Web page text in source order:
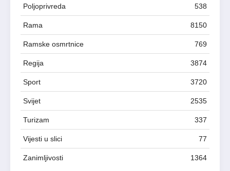
Poljoprivreda 538
Rama 8150
Ramske osmrtnice 769
Regija 3874
Sport 3720
Svijet 2535
Turizam 337
Vijesti u slici 77
Zanimljivosti 1364